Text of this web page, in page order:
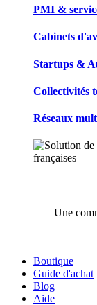
PMI &
Cabinets
Startups &
Collectivités
Réseaux
Une
Boutique
Guide d'achat
Blog
Aide